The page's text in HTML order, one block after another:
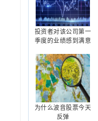
投资者对该公司第一
季度的业绩感到满意
为什么波音股票今天
反弹